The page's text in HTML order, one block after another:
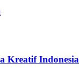
Kreatif Indonesia